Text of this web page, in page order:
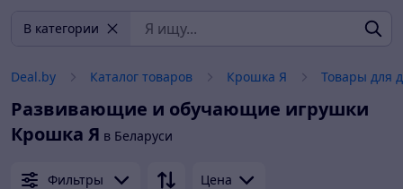
В категории
Deal.by Каталог товаров Крошка Я Товары для
Развивающие и обучающие игрушки
Крошка Я в Беларуси
Фильтры Цена